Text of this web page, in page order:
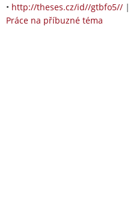
• http://theses.cz/id//gtbfo5// |
Práce na příbuzné téma